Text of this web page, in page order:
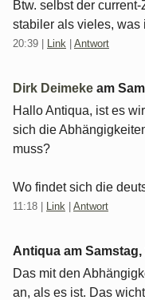
Btw. selbst der
stabiler als vieles, was
20:39 Link Antwort
Dirk Deimeke am
Hallo Antiqua, ist es
sich die
muss?
Wo findet sich die
11:18 Link Antwort
Antiqua am Samstag,
Das mit den
an, als es ist. Das